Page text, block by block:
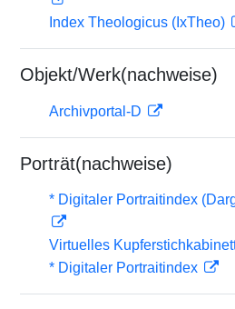
Index Theologicus (IxTheo)
Objekt/Werk(nachweise)
Archivportal-D
Porträt(nachweise)
* Digitaler Portraitindex
Virtuelles
* Digitaler Portraitindex